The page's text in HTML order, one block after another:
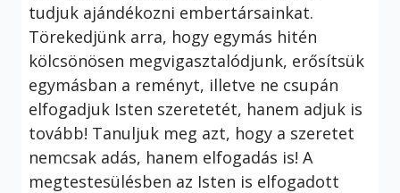
tudjuk ajándékozni embertársainkat.
Törekedjünk arra, hogy egymás hitén
kölcsönösen megvigasztalódjunk, erősítsük
egymásban a reményt, illetve ne csupán
elfogadjuk Isten szeretetét, hanem adjuk is
tovább! Tanuljuk meg azt, hogy a szeretet
nemcsak adás, hanem elfogadás is! A
megtestesülésben az Isten is elfogadott